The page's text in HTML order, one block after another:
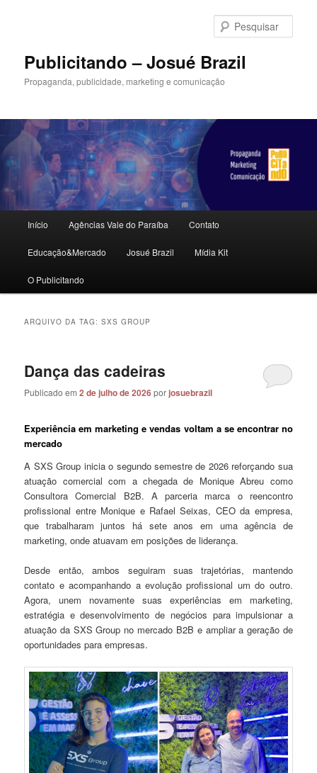
principal
secundárioPublicitando – Josué Brazil
Propaganda, publicidade, marketing e comunicação
principal
Início Agências Vale do Paraíba Contato
Educação&Mercado Josué Brazil Mídia Kit
O Publicitando
ARQUIVO DA TAG:SXS GROUP
Dança das cadeiras
Publicado em2 de julho de 2026porjosuebrazil
Experiência em marketing e vendas voltam a se encontrar no
mercado
A SXS Group inicia o segundo semestre de 2026 reforçando sua
atuação comercial com a chegada de Monique Abreu como
Consultora Comercial B2B. A parceria marca o reencontro
profissional entre Monique e Rafael Seixas, CEO da empresa,
que trabalharam juntos há sete anos em uma agência de
marketing, onde atuavam em posições de liderança.
Desde então, ambos seguiram suas trajetórias, mantendo
contato e acompanhando a evolução profissional um do outro.
Agora, unem novamente suas experiências em marketing,
estratégia e desenvolvimento de negócios para impulsionar a
atuação da SXS Group no mercado B2B e ampliar a geração de
oportunidades para empresas.